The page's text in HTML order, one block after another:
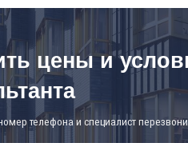
цены и
телефона и специалист